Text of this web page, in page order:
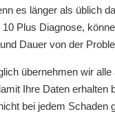
es länger als üblich
Plus Diagnose,
Dauer von der
übernehmen wir alle
Ihre Daten erhalten
bei jedem Schaden